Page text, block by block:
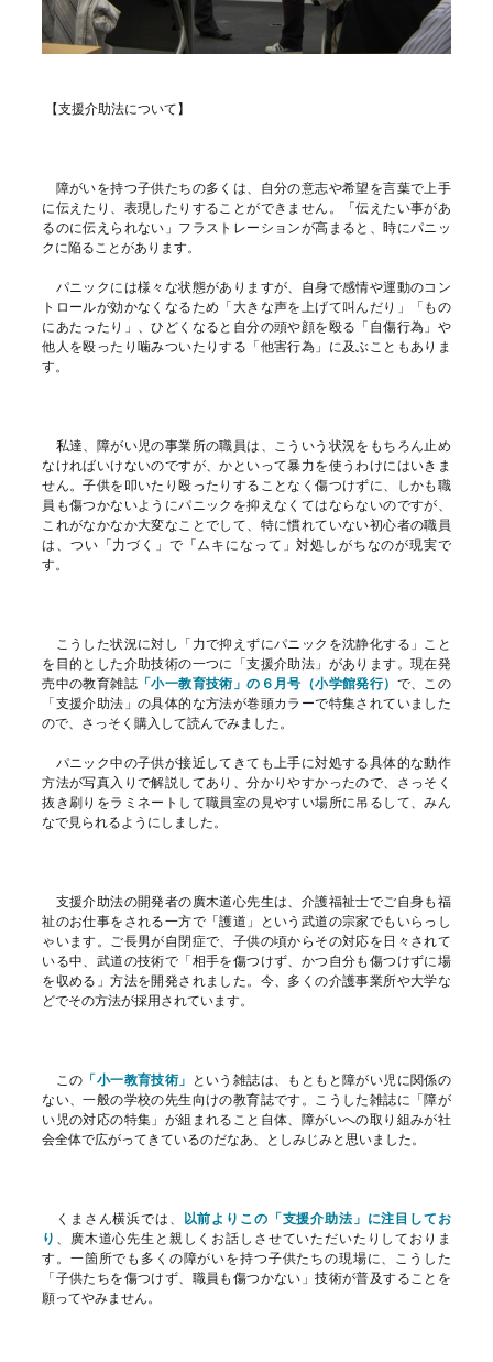
【支援介助法について】
障がいを持つ子供たちの多くは、自分の意志や希望を言葉で上手
に伝えたり、表現したりすることができません。「伝えたい事があ
るのに伝えられない」フラストレーションが高まると、時にパニッ
クに陥ることがあります。
パニックには様々な状態がありますが、自身で感情や運動のコン
トロールが効かなくなるため「大きな声を上げて叫んだり」「もの
にあたったり」、ひどくなると自分の頭や顔を殴る「自傷行為」や
他人を殴ったり噛みついたりする「他害行為」に及ぶこともありま
す。
私達、障がい児の事業所の職員は、こういう状況をもちろん止め
なければいけないのですが、かといって暴力を使うわけにはいきま
せん。子供を叩いたり殴ったりすることなく傷つけずに、しかも職
員も傷つかないようにパニックを抑えなくてはならないのですが、
これがなかなか大変なことでして、特に慣れていない初心者の職員
は、つい「力づく」で「ムキになって」対処しがちなのが現実で
す。
こうした状況に対し「力で抑えずにパニックを沈静化する」こと
を目的とした介助技術の一つに「支援介助法」があります。現在発
売中の教育雑誌「小一教育技術」の６月号（小学館発行） で、この
「支援介助法」の具体的な方法が巻頭カラーで特集されていました
ので、さっそく購入して読んでみました。
パニック中の子供が接近してきても上手に対処する具体的な動作
方法が写真入りで解説してあり、分かりやすかったので、さっそく
抜き刷りをラミネートして職員室の見やすい場所に吊るして、みん
なで見られるようにしました。
支援介助法の開発者の廣木道心先生は、介護福祉士でご自身も福
祉のお仕事をされる一方で「護道」という武道の宗家でもいらっし
ゃいます。ご長男が自閉症で、子供の頃からその対応を日々されて
いる中、武道の技術で「相手を傷つけず、かつ自分も傷つけずに場
を収める」方法を開発されました。今、多くの介護事業所や大学な
どでその方法が採用されています。
この 「小一教育技術」
という雑誌は、もともと障がい児に関係の
ない、一般の学校の先生向けの教育誌です。こうした雑誌に「障が
い児の対応の特集」が組まれること自体、障がいへの取り組みが社
会全体で広がってきているのだなあ、としみじみと思いました。
くまさん横浜では、
以前よりこの「支援介助法」に注目してお
り
、廣木道心先生と親しくお話しさせていただいたりしておりま
す。一箇所でも多くの障がいを持つ子供たちの現場に、こうした
「子供たちを傷つけず、職員も傷つかない」技術が普及することを
願ってやみません。